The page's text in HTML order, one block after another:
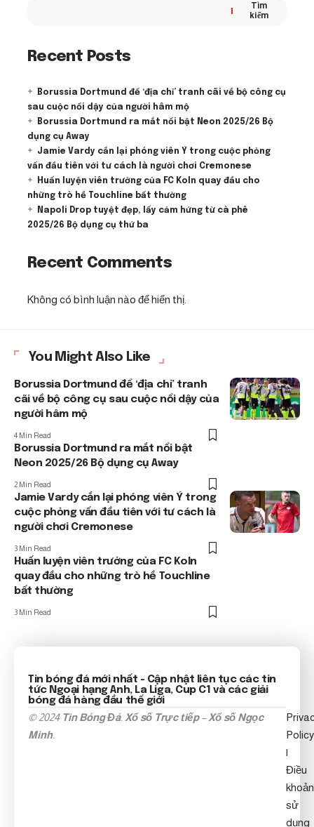
Tìm
kiếm
Recent Posts
Borussia Dortmund để ‘địa chỉ’ tranh cãi về bộ công cụ
sau cuộc nổi dậy của người hâm mộ
Borussia Dortmund ra mắt nổi bật Neon 2025/26 Bộ
dụng cụ Away
Jamie Vardy cắn lại phóng viên Ý trong cuộc phỏng
vấn đầu tiên với tư cách là người chơi Cremonese
Huấn luyện viên trưởng của FC Koln quay đầu cho
những trò hề Touchline bất thường
Napoli Drop tuyệt đẹp, lấy cảm hứng từ cà phê
2025/26 Bộ dụng cụ thứ ba
Recent Comments
Không có bình luận nào để hiển thị.
You Might Also Like
Borussia Dortmund để ‘địa chỉ’ tranh
cãi về bộ công cụ sau cuộc nổi dậy của
người hâm mộ
4 Min Read
Borussia Dortmund ra mắt nổi bật
Neon 2025/26 Bộ dụng cụ Away
2 Min Read
Jamie Vardy cắn lại phóng viên Ý trong
cuộc phỏng vấn đầu tiên với tư cách là
người chơi Cremonese
3 Min Read
Huấn luyện viên trưởng của FC Koln
quay đầu cho những trò hề Touchline
bất thường
3 Min Read
Tin bóng đá mới nhất - Cập nhật liên tục các tin
tức Ngoại hạng Anh, La Liga, Cup C1 và các giải
bóng đá hàng đầu thế giới
© 2024 Tin Bóng Đá. Xổ số Trực tiếp–Xổ số Ngọc
Minh.
Policy
|
Điều
khoản
sử
dụng